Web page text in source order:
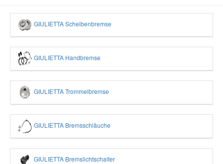
GIULIETTA Scheibenbremse
GIULIETTA Handbremse
GIULIETTA Trommelbremse
GIULIETTA Bremsschläuche
GIULIETTA Bremslichtschalter